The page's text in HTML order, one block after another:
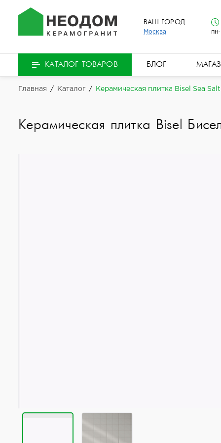
ВАШ ГОРОД
Москва
КАТАЛОГ ТОВАРОВ БЛОГ
Главная / Каталог / Керамическая плитка Bisel Sea Salt
Керамическая плитка Bisel